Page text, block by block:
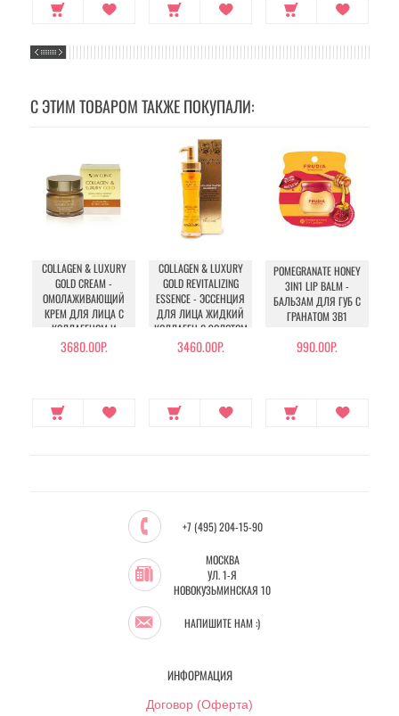
С ЭТИМ ТОВАРОМ ТАКЖЕ ПОКУПАЛИ:
COLLAGEN & LUXURY
GOLD CREAM -
ОМОЛАЖИВАЮЩИЙ
КРЕМ ДЛЯ ЛИЦА С
КОЛЛАГЕНОМ И
КОЛЛОИДНЫМ
3680.00Р.
COLLAGEN & LUXURY
GOLD REVITALIZING
ESSENCE - ЭССЕНЦИЯ
ДЛЯ ЛИЦА ЖИДКИЙ
КОЛЛАГЕН С ЗОЛОТОМ
3460.00Р.
POMEGRANATE HONEY
3IN1 LIP BALM -
БАЛЬЗАМ ДЛЯ ГУБ С
ГРАНАТОМ 3В1
990.00Р.
+7 (495) 204-15-90
МОСКВА
УЛ. 1-Я
НОВОКУЗЬМИНСКАЯ 10
НАПИШИТЕ НАМ :)
ИНФОРМАЦИЯ
Договор (Оферта)